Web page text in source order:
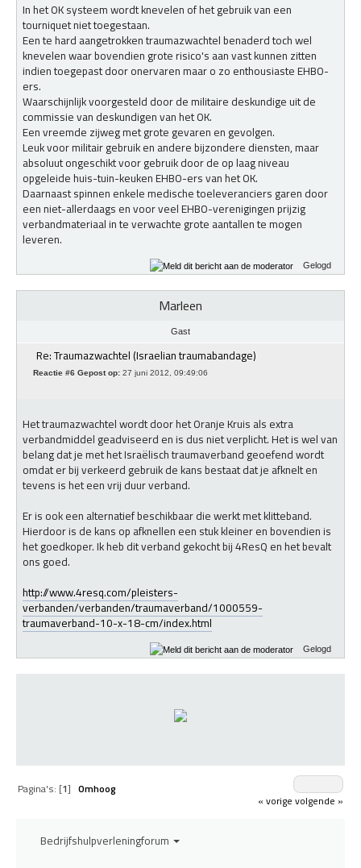
In het OK systeem wordt knevelen of het gebruik van een
tourniquet niet toegestaan.
Een te hard aangetrokken traumazwachtel benaderd toch wel
knevelen waar bovendien grote risico's aan vast kunnen zitten
indien toegepast door onervaren maar o zo enthousiaste EHBO-
ers.
Waarschijnlijk voorgesteld door de militaire deskundige uit de
commissie van deskundigen van het OK.
Een vreemde zijweg met grote gevaren en gevolgen.
Leuk voor militair gebruik en andere bijzondere diensten, maar
absoluut ongeschikt voor gebruik door de op laag niveau
opgeleide huis-tuin-keuken EHBO-ers van het OK.
Daarnaast spinnen enkele medische toeleveranciers garen door
een niet-allerdaags en voor veel EHBO-verenigingen prijzig
verbandmateriaal in te verwachte grote aantallen te mogen
leveren.
Gelogd
Marleen
Gast
Re: Traumazwachtel (Israelian traumabandage)
Reactie #6 Gepost op: 27 juni 2012, 09:49:06
Het traumazwachtel wordt door het Oranje Kruis als extra
verbandmiddel geadviseerd en is dus niet verplicht. Het is wel van
belang dat je met het Israëlisch traumaverband geoefend wordt
omdat er bij verkeerd gebruik de kans bestaat dat je afknelt en
tevens is het een vrij duur verband.
Er is ook een alternatief beschikbaar die werkt met klitteband.
Hierdoor is de kans op afknellen een stuk kleiner en bovendien is
het goedkoper. Ik heb dit verband gekocht bij 4ResQ en het bevalt
ons goed.
http://www.4resq.com/pleisters-
verbanden/verbanden/traumaverband/1000559-
traumaverband-10-x-18-cm/index.html
Gelogd
Pagina's: [1]Omhoog
« vorige volgende »
Bedrijfshulpverleningforum